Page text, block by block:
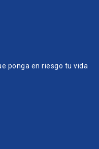
ponga en riesgo tu vida